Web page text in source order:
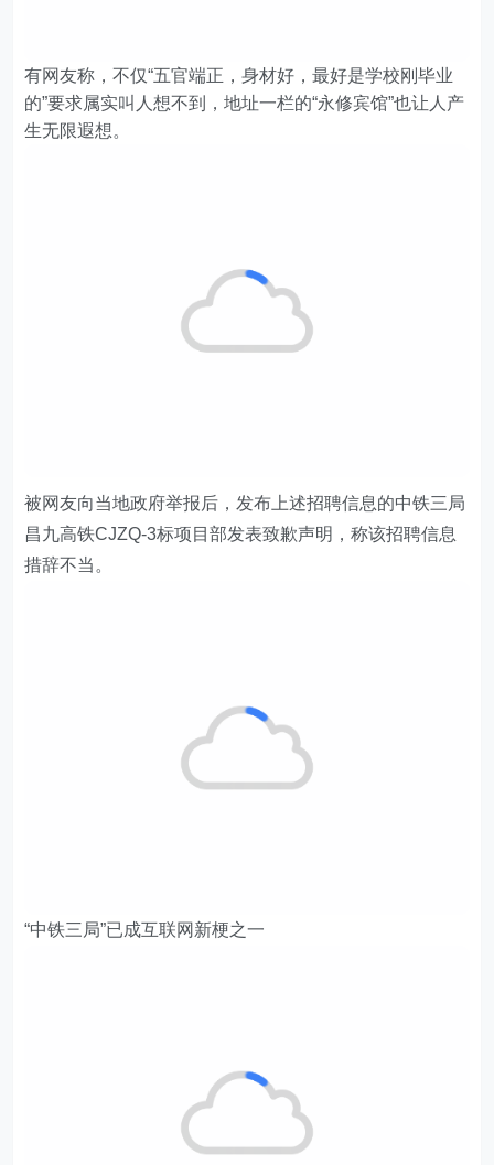
有网友称，不仅“五官端正，身材好，最好是学校刚毕业
的”要求属实叫人想不到，地址一栏的“永修宾馆”也让人产
生无限遐想。
被网友向当地政府举报后，发布上述招聘信息的中铁三局
昌九高铁CJZQ-3标项目部发表致歉声明，称该招聘信息
措辞不当。
“中铁三局”已成互联网新梗之一